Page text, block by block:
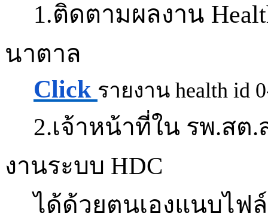
1.ติดตามผลงาน
นาตาล
Click รายงาน health id
2.เจ้าหน้าที่ใน รพ.สต.
งานระบบ HDC
ได้ด้วยตนเองแนบไฟล์